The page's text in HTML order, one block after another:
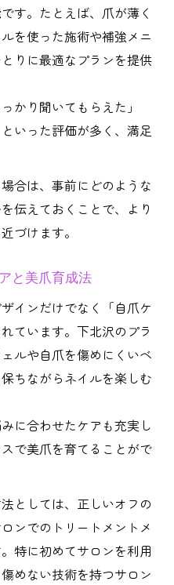
す。たとえば、爪が薄く
を使った施術や補強メニ
りに最適なプランを提供
かり聞いてもらえた」
いった評価が多く、満足
合は、事前にどのような
伝えておくことで、より
づけます。
と美爪育成法
インだけでなく「自爪ケ
ています。下北沢のプラ
ルや自爪を傷めにくいベ
ちながらネイルを楽しむ
に合わせたケアも充実し
で美爪を育てることがで
としては、正しいオフの
ンでのトリートメントメ
特に初めてサロンを利用
めない技術を持つサロン